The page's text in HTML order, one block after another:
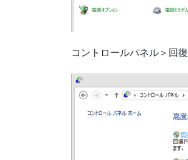
コントロールパネル＞回復